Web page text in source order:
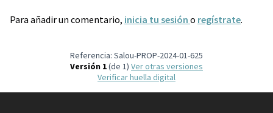
Para añadir un comentario, inicia tu sesión o regístrate.
Referencia: Salou-PROP-2024-01-625
Versión 1(de 1)
ver otras versiones
Verificar huella digital